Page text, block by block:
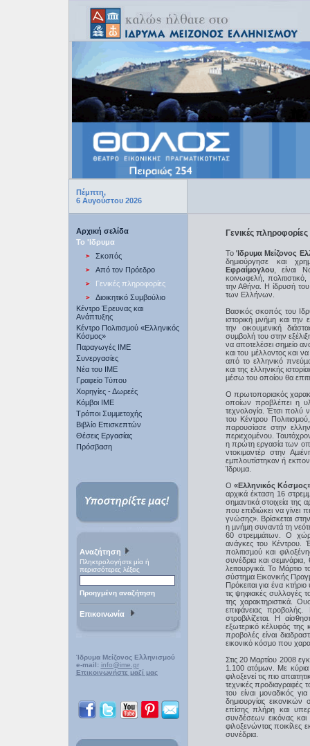
Πέμπτη,
6 Αυγούστου 2026
Αρχική σελίδα
Το 'Ιδρυμα
Σκοπός
Από τον Πρόεδρο
Γενικές πληροφορίες
Διοικητικό Συμβούλιο
Κέντρο Έρευνας και
Ανάπτυξης
Κέντρο Πολιτισμού «Ελληνικός
Κόσμος»
Παραγωγές IME
Συνεργασίες
Νέα του ΙΜΕ
Γραφείο Τύπου
Χορηγίες - Δωρεές
Κόμβοι ΙΜΕ
Τρόποι Συμμετοχής
Βιβλίο Επισκεπτών
Θέσεις Εργασίας
Πρόσβαση
Αναζήτηση
Πληκτρολογήστε μία ή
περισσότερες λέξεις
Προηγμένη αναζήτηση
Επικοινωνία
Ίδρυμα Μείζονος Ελληνισμού
e-mail: info@ime.gr
Επικοινωνήστε μαζί μας
Γενικές πληροφορίες
Το Ίδρυµα Μείζονος
δηµιούργησε και
Εφραίµογλου, είναι
κοινωφελή,
την Αθήνα. Η ίδρυσή
των Ελλήνων.
Βασικός σκοπός του
ιστορική µνήµη και την
την οικουµενική
συµβολή του στην
να αποτελέσει σηµείο
και του μέλλοντος και
από το ελληνικό
και της ελληνικής
µέσω του οποίου θα
Ο πρωτοποριακός
οποίων προβλέπει η
τεχνολογία. Έτσι πολύ
του Κέντρου
παρουσίασε στην
περιεχοµένου.
η πρώτη εργασία των
ντοκιµαντέρ στην
εµπλουτίστηκαν ή
Ίδρυµα.
Ο «Ελληνικός
αρχικά έκταση 16
σηµαντικά στοιχεία
που επιδιώκει να γίνει
γνώσης». Βρίσκεται
η µνήµη συναντά τη
60 στρεµµάτων. Ο
ανάγκες του Κέντρου.
πολιτισµού και
συνέδρια και
λειτουργικά. Το Μάρτιο
σύστηµα Εικονικής
Πρόκειται για ένα
τις ψηφιακές συλλογές
της χαρακτηριστικά.
επιφάνειας
στροβιλίζεται. Η
εξωτερικό κέλυφός της
προβολές είναι
εικονικό κόσμο που
Στις 20 Μαρτίου 2008
1.100 ατόµων. Με κύρια
φιλοξενεί τις πιο
τεχνικές
του είναι μοναδικός
δημιουργίας
επίσης πλήρη και
συνδέσεων εικόνας και
φιλοξενώντας ποικίλες
συνέδρια.